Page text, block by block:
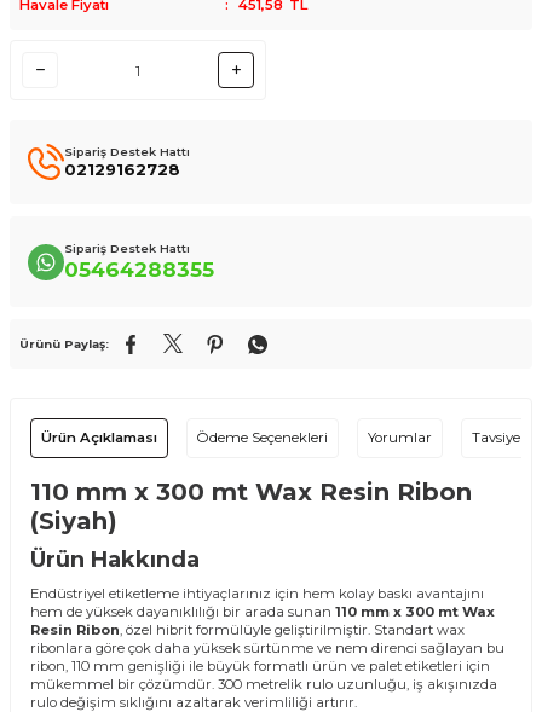
Havale Fiyatı
: 451,58 TL
Sipariş Destek Hattı
02129162728
Sipariş Destek Hattı
05464288355
Ürünü Paylaş:
Ürün Açıklaması Ödeme Seçenekleri Yorumlar Tavsiye Et
110 mm x 300 mt Wax Resin Ribon
(Siyah)
Ürün Hakkında
Endüstriyel etiketleme ihtiyaçlarınız için hem kolay baskı avantajını
hem de yüksek dayanıklılığı bir arada sunan 110 mm x 300 mt Wax
Resin Ribon, özel hibrit formülüyle geliştirilmiştir. Standart wax
ribonlara göre çok daha yüksek sürtünme ve nem direnci sağlayan bu
ribon, 110 mm genişliği ile büyük formatlı ürün ve palet etiketleri için
mükemmel bir çözümdür. 300 metrelik rulo uzunluğu, iş akışınızda
rulo değişim sıklığını azaltarak verimliliği artırır.